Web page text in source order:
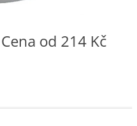
Cena od 214 Kč